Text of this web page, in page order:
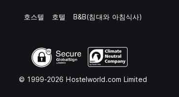
호스텔 호텔 B&B(침대와 아침식사)
© 1999-2026 Hostelworld.com Limited